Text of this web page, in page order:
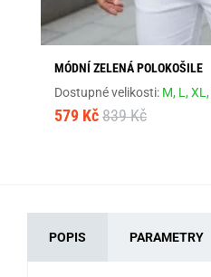
MÓDNÍ ZELENÁ POLOKOŠILE
Dostupné velikosti: M, L,XL,
579 Kč 839 Kč
POPIS PARAMETRY